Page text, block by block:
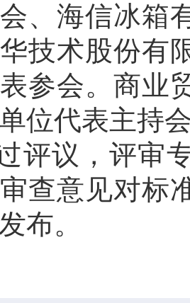
、海信冰箱
技术股份有
参会。商业
位代表主持
评议，评审
查意见对标
布。